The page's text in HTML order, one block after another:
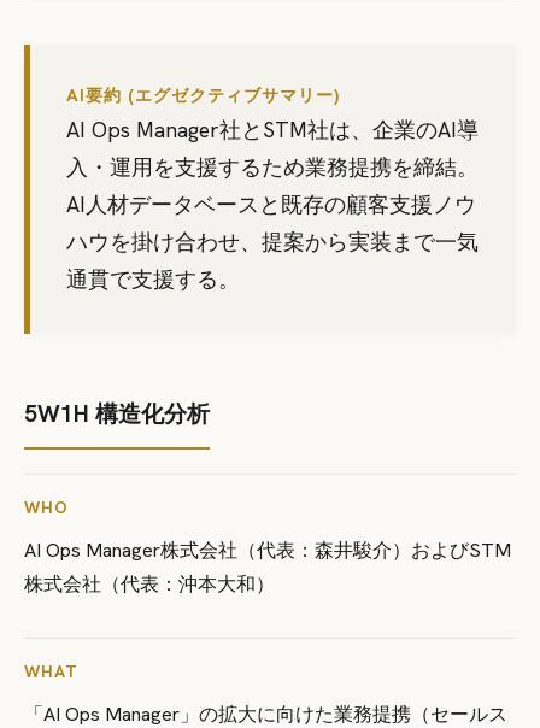
AI要約 (エグゼクティブサマリー)
AI Ops Manager社とSTM社は、企業のAI導
入・運用を支援するため業務提携を締結。
AI人材データベースと既存の顧客支援ノウ
ハウを掛け合わせ、提案から実装まで一気
通貫で支援する。
5W1H 構造化分析
WHO
AI Ops Manager株式会社（代表：森井駿介）およびSTM
株式会社（代表：沖本大和）
WHAT
「AI Ops Manager」の拡大に向けた業務提携（セールス